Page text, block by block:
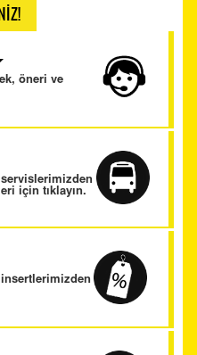
öneri ve
servislerimizden
için tıklayın.
insertlerimizden